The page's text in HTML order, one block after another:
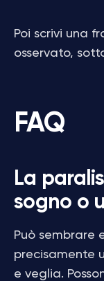
Poi scrivi una
osservato,
FAQ
La
sogno o
Può sembrare
precisamente
e veglia.